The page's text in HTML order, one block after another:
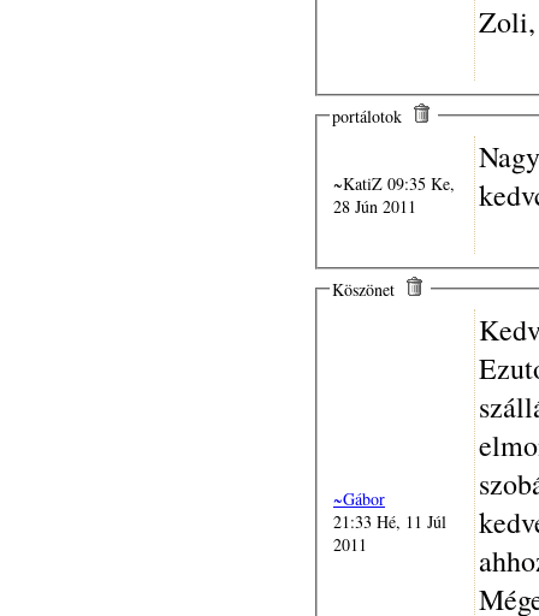
Zoli,
portálotok
~KatiZ 09:35 Ke,
28 Jún 2011
Köszönet
~Gábor
21:33 Hé, 11 Júl
2011